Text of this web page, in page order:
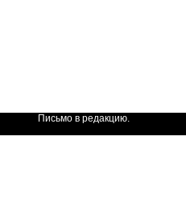
Письмо в редакцию.